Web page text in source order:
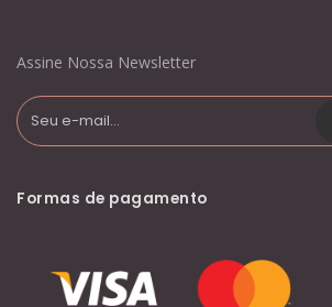
Assine Nossa Newsletter
Formas de pagamento